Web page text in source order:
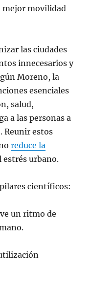
mejor movilidad
las ciudades
innecesarios y
Moreno, la
esenciales
salud,
a las personas a
Reunir estos
reduce la
estrés urbano.
científicos:
un ritmo de